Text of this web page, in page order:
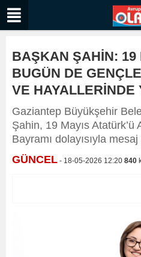
BAŞKAN ŞAHİN: 19
BUGÜN DE
VE HAYALLERİNDE
Gaziantep Büyükşehir
Şahin, 19 Mayıs
Bayramı dolayısıyla mesaj
GÜNCEL - 18-05-2026 12:20 840